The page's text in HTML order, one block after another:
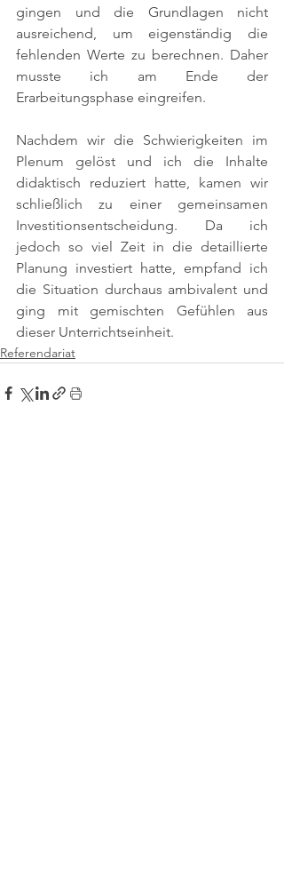
gingen und die Grundlagen nicht
ausreichend, um eigenständig die
fehlenden Werte zu berechnen. Daher
musste ich am Ende der
Erarbeitungsphase eingreifen.
Nachdem wir die Schwierigkeiten im
Plenum gelöst und ich die Inhalte
didaktisch reduziert hatte, kamen wir
schließlich zu einer gemeinsamen
Investitionsentscheidung. Da ich
jedoch so viel Zeit in die detaillierte
Planung investiert hatte, empfand ich
die Situation durchaus ambivalent und
ging mit gemischten Gefühlen aus
dieser Unterrichtseinheit.
Referendariat